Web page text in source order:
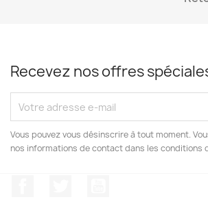
Recevez nos offres
Vous pouvez vous désinscrire à tout moment.
nos informations de contact dans les conditions